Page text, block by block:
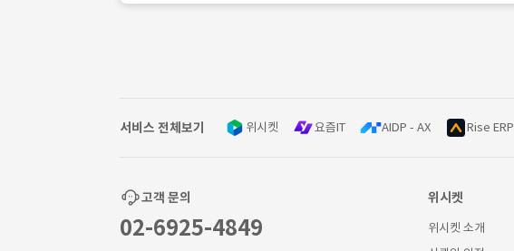
서비스 전체보기 위시켓 요즘IT AIDP - AX Rise ERP
고객 문의
02-6925-4849
위시켓
위시켓 소개